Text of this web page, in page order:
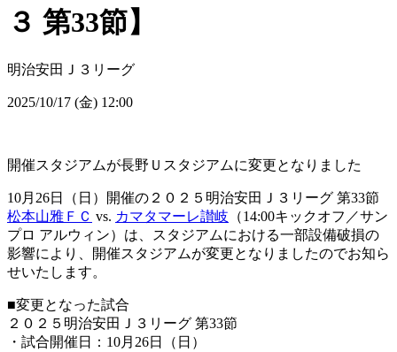
３ 第33節】
明治安田Ｊ３リーグ
2025/10/17 (金) 12:00
開催スタジアムが長野Ｕスタジアムに変更となりました
10月26日（日）開催の２０２５明治安田Ｊ３リーグ 第33節
松本山雅ＦＣ vs. カマタマーレ讃岐 （14:00キックオフ／サン
プロ アルウィン）は、スタジアムにおける一部設備破損の
影響により、開催スタジアムが変更となりましたのでお知ら
せいたします。
■変更となった試合
２０２５明治安田Ｊ３リーグ 第33節
・試合開催日：10月26日（日）